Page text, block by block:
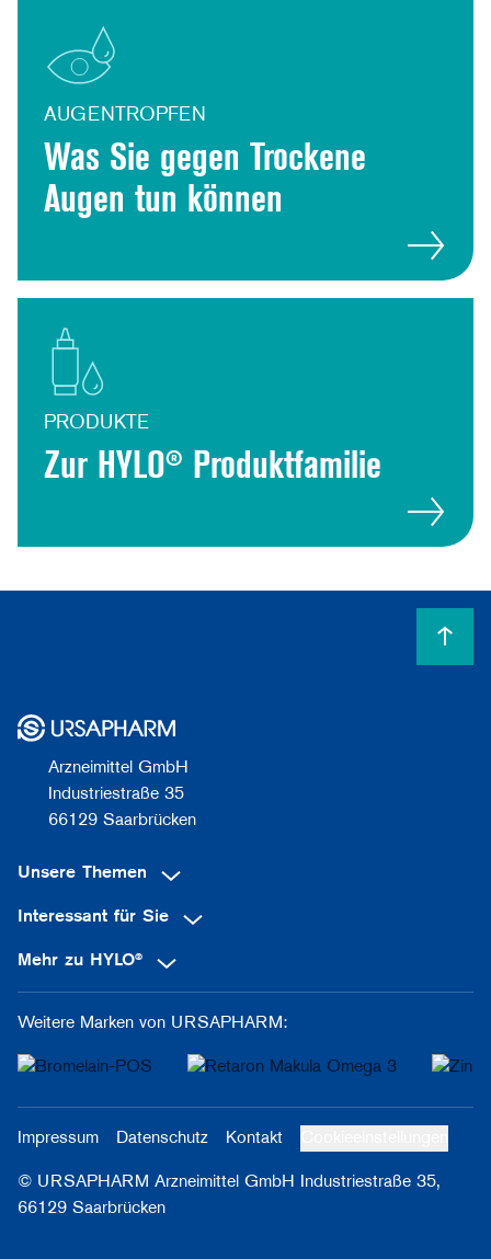
AUGENTROPFEN
Was Sie gegen Trockene
Augen tun können
PRODUKTE
Zur HYLO® Produktfamilie
Arzneimittel GmbH
Industriestraße 35
66129 Saarbrücken
Unsere Themen
Interessant für Sie
Mehr zu HYLO®
Weitere Marken von URSAPHARM:
Impressum Datenschutz Kontakt
© URSAPHARM Arzneimittel GmbH Industriestraße 35,
66129 Saarbrücken